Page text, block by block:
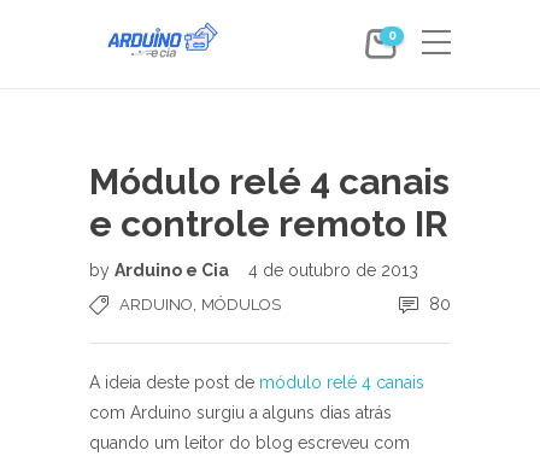
0
Módulo relé 4 canais
e controle remoto IR
by Arduino e Cia 4 de outubro de 2013
ARDUINO MÓDULOS 80
A ideia deste post de módulo relé 4 canais
com Arduino surgiu a alguns dias atrás
quando um leitor do blog escreveu com